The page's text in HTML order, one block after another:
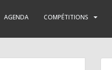
AGENDA COMPÉTITIONS